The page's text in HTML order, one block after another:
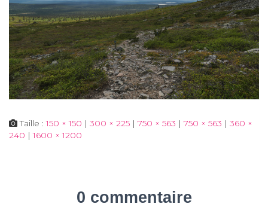
Taille :150 × 150 | 300 × 225 | 750 × 563 | 750 × 563 | 360 ×
240 | 1600 × 1200
0 commentaire